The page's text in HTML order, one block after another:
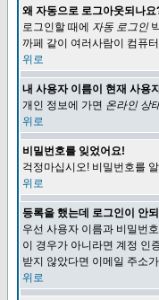
왜 자동으로 로그아웃되나요
로그인할 때에 자동 로그인
까페 같이 여러사람이 컴퓨
위로
내 사용자 이름이 현재 사용
개인 정보에 가면 온라인 상
위로
비밀번호를 잊었어요!
걱정마십시오! 비밀번호를
위로
등록을 했는데 로그인이 안
우선 사용자 이름과 비밀번
이 경우가 아니라면 계정 인
받지 않았다면 이메일 주소
위로